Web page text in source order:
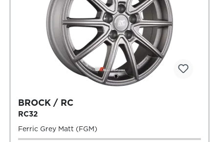
BROCK / RC
RC32
Ferric Grey Matt (FGM)